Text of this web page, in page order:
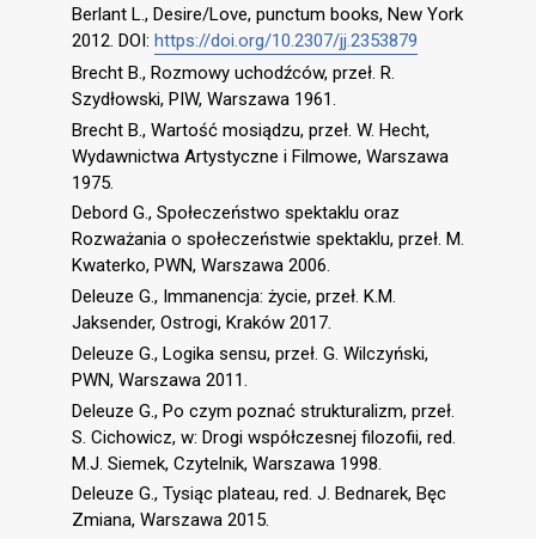
Berlant L., Desire/Love, punctum books, New York
2012. DOI: https://doi.org/10.2307/jj.2353879
Brecht B., Rozmowy uchodźców, przeł. R.
Szydłowski, PIW, Warszawa 1961.
Brecht B., Wartość mosiądzu, przeł. W. Hecht,
Wydawnictwa Artystyczne i Filmowe, Warszawa
1975.
Debord G., Społeczeństwo spektaklu oraz
Rozważania o społeczeństwie spektaklu, przeł. M.
Kwaterko, PWN, Warszawa 2006.
Deleuze G., Immanencja: życie, przeł. K.M.
Jaksender, Ostrogi, Kraków 2017.
Deleuze G., Logika sensu, przeł. G. Wilczyński,
PWN, Warszawa 2011.
Deleuze G., Po czym poznać strukturalizm, przeł.
S. Cichowicz, w: Drogi współczesnej filozofii, red.
M.J. Siemek, Czytelnik, Warszawa 1998.
Deleuze G., Tysiąc plateau, red. J. Bednarek, Bęc
Zmiana, Warszawa 2015.